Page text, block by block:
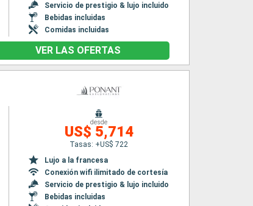
Servicio de prestigio & lujo incluido
Bebidas incluidas
Comidas incluidas
VER LAS OFERTAS
desde
US$ 5,714
Tasas: +US$ 722
Lujo a la francesa
Conexión wifi ilimitado de cortesía
Servicio de prestigio & lujo incluido
Bebidas incluidas